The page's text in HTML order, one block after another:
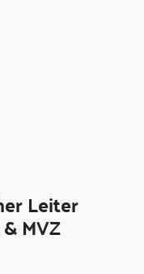
Leiter
MVZ